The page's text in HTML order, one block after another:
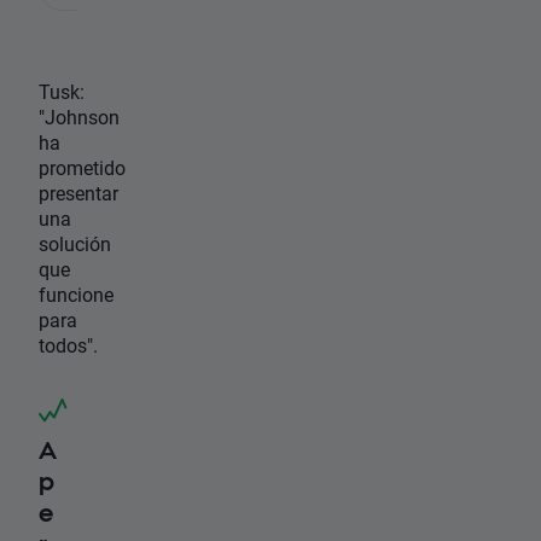
Tusk:
"Johnson
ha
prometido
presentar
una
solución
que
funcione
para
todos".
A
p
e